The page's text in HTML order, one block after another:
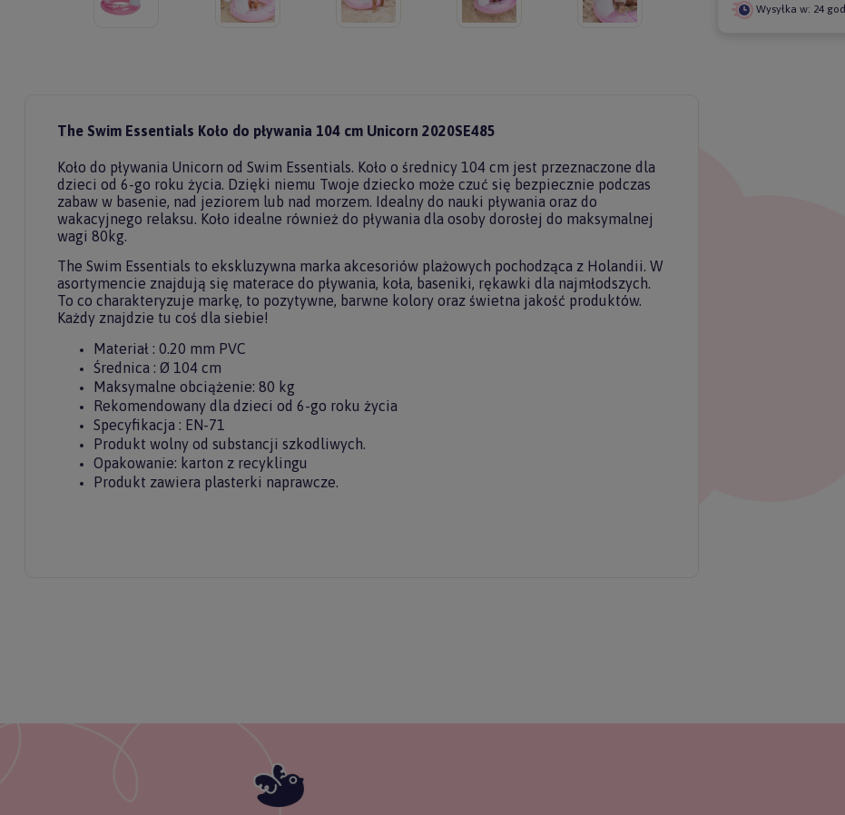
The Swim Essentials Koło do pływania 104 cm Unicorn 2020SE485
Koło do pływania Unicorn od Swim Essentials. Koło o średnicy 104 cm jest przeznaczone dla
dzieci od 6-go roku życia. Dzięki niemu Twoje dziecko może czuć się bezpiecznie podczas
zabaw w basenie, nad jeziorem lub nad morzem. Idealny do nauki pływania oraz do
wakacyjnego relaksu. Koło idealne również do pływania dla osoby dorosłej do maksymalnej
wagi 80kg.
The Swim Essentials to ekskluzywna marka akcesoriów plażowych pochodząca z Holandii. W
asortymencie znajdują się materace do pływania, koła, baseniki, rękawki dla najmłodszych.
To co charakteryzuje markę, to pozytywne, barwne kolory oraz świetna jakość produktów.
Każdy znajdzie tu coś dla siebie!
Materiał : 0.20 mm PVC
Średnica : Ø 104 cm
Maksymalne obciążenie: 80 kg
Rekomendowany dla dzieci od 6-go roku życia
Specyfikacja : EN-71
Produkt wolny od substancji szkodliwych.
Opakowanie: karton z recyklingu
Produkt zawiera plasterki naprawcze.
Wysyłka w: 24
i otrzymaj5% rabatu na pierwszy